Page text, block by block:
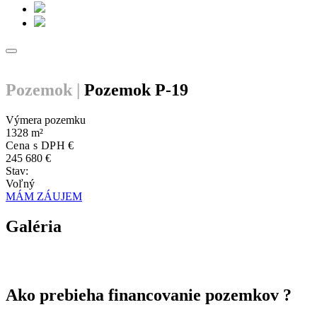
Pozemok | Pozemok P-19
Výmera pozemku
1328 m²
Cena s DPH €
245 680 €
Stav:
Voľný
MÁM ZÁUJEM
Galéria
Ako prebieha financovanie pozemkov ?